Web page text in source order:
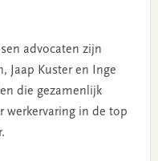
advocaten zijn
Jaap Kuster en Inge
die gezamenlijk
werkervaring in de top